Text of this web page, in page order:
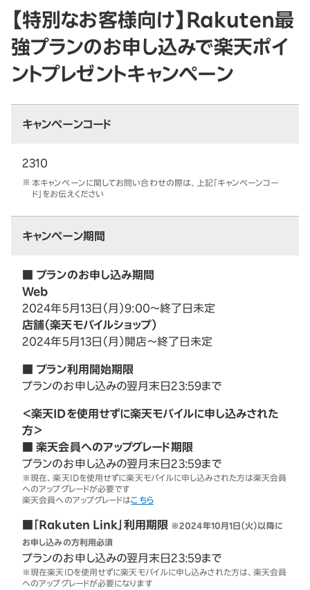
【特別なお客様向け】Rakuten最
強プランのお申し込みで楽天ポイ
ントプレゼントキャンペーン
キャンペーンコード
2310
本キャンペーンに関してお問い合わせの際は、上記「キャンペーンコー
ド」をお伝えください
キャンペーン期間
■ プランのお申し込み期間
Web
2024年5月13日（月）9:00～終了日未定
店舗（楽天モバイルショップ）
2024年5月13日（月）開店～終了日未定
■ プラン利用開始期限
プランのお申し込みの翌月末日23:59まで
＜楽天IDを使用せずに楽天モバイルに申し込みされた
方＞
■ 楽天会員へのアップグレード期限
プランのお申し込みの翌月末日23:59まで
※現在、楽天IDを使用せずに楽天モバイルに申し込みされた方は楽天会員
へのアップグレードが必要です
楽天会員へのアップグレードはこちら
■「Rakuten Link」利用期限 ※2024年10月1日（火）以降に
お申し込みの方利用必須
プランのお申し込みの翌月末日23:59まで
※現在楽天IDを使用せずに楽天モバイルに申し込みされた方は、楽天会員
へのアップグレードが必要になります